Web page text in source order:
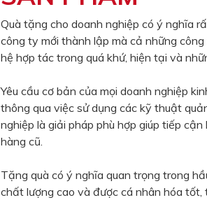
Quà tặng cho doanh nghiệp có ý nghĩa
công ty mới thành lập mà cả những
hệ hợp tác trong quá khứ, hiện tại và
Yêu cầu cơ bản của mọi doanh nghiệp
thông qua việc sử dụng các kỹ thuật
nghiệp là giải pháp phù hợp giúp tiếp
hàng cũ.
Tặng quà có ý nghĩa quan trọng trong
chất lượng cao và được cá nhân hóa